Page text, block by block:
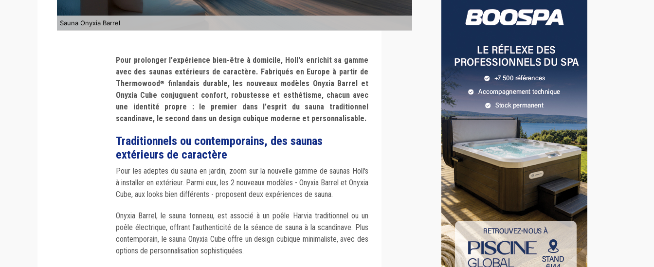
Sauna Onyxia Barrel
Pour prolonger l'expérience bien-être à domicile, Holl's enrichit sa gamme
avec des saunas extérieurs de caractère. Fabriqués en Europe à partir de
Thermowood®
finlandais durable, les nouveaux modèles Onyxia Barrel et
Onyxia Cube conjuguent confort, robustesse et esthétisme, chacun avec
une identité propre : le premier dans l'esprit du sauna traditionnel
scandinave, le second dans un design cubique moderne et personnalisable.
Traditionnels ou contemporains, des saunas
extérieurs de caractère
Pour les adeptes du sauna en jardin, zoom sur la nouvelle gamme de saunas Holl's
à installer en extérieur. Parmi eux, les 2 nouveaux modèles - Onyxia Barrel et Onyxia
Cube, aux looks bien différents - proposent deux expériences de sauna.
Onyxia Barrel, le sauna tonneau, est associé à un poêle Harvia traditionnel ou un
poêle électrique, offrant l'authenticité de la séance de sauna à la scandinave. Plus
contemporain, le sauna Onyxia Cube offre un design cubique minimaliste, avec des
options de personnalisation sophistiquées.